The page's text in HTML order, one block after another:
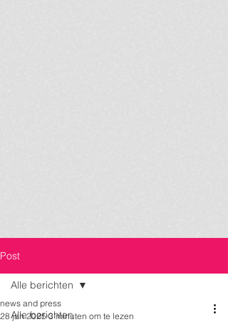
Post
Alle berichten
Alle berichten
news and press
28 jan 2025 3 minuten om te lezen